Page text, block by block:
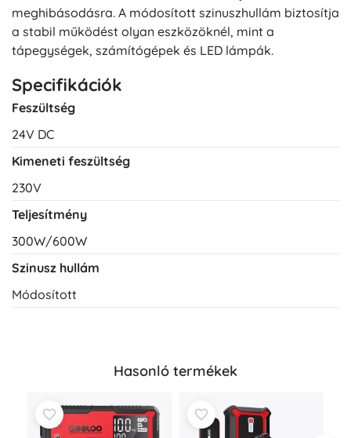
meghibásodásra. A módosított szinuszhullám biztosítja
a stabil működést olyan eszközöknél, mint a
tápegységek, számítógépek és LED lámpák.
Specifikációk
Feszültség
24V DC
Kimeneti feszültség
230V
Teljesítmény
300W/600W
Szinusz hullám
Módosított
Hasonló termékek